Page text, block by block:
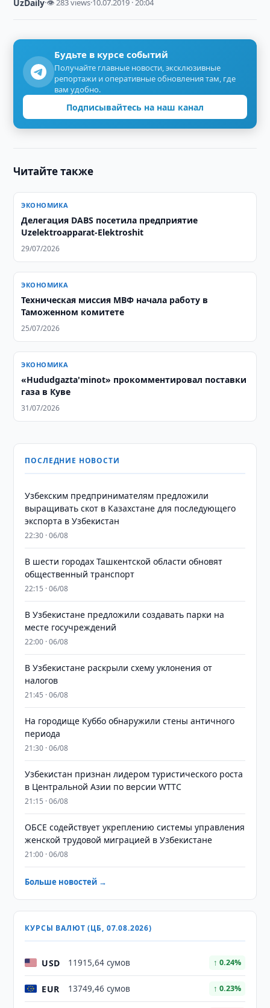
UzDaily·👁 283 views·10.07.2019 · 20:04
Будьте в курсе событий
Получайте главные новости, эксклюзивные
репортажи и оперативные обновления там, где
вам удобно.
Подписывайтесь на наш канал
Читайте также
ЭКОНОМИКА
Делегация DABS посетила предприятие
Uzelektroapparat-Elektroshit
29/07/2026
ЭКОНОМИКА
Техническая миссия МВФ начала работу в
Таможенном комитете
25/07/2026
ЭКОНОМИКА
«Hududgazta'minot» прокомментировал поставки
газа в Куве
31/07/2026
ПОСЛЕДНИЕ НОВОСТИ
Узбекским предпринимателям предложили
выращивать скот в Казахстане для последующего
экспорта в Узбекистан
22:30 · 06/08
В шести городах Ташкентской области обновят
общественный транспорт
22:15 · 06/08
В Узбекистане предложили создавать парки на
месте госучреждений
22:00 · 06/08
В Узбекистане раскрыли схему уклонения от
налогов
21:45 · 06/08
На городище Куббо обнаружили стены античного
периода
21:30 · 06/08
Узбекистан признан лидером туристического роста
в Центральной Азии по версии WTTC
21:15 · 06/08
ОБСЕ содействует укреплению системы управления
женской трудовой миграцией в Узбекистане
21:00 · 06/08
Больше новостей →
КУРСЫ ВАЛЮТ (ЦБ, 07.08.2026)
USD 11915,64 сумов ↑ 0.24%
EUR 13749,46 сумов ↑ 0.23%